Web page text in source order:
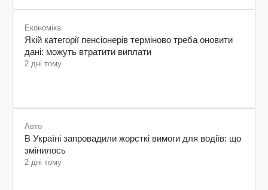
Економіка
Якій категорії пенсіонерів терміново треба оновити
дані: можуть втратити виплати
2 дні тому
Авто
В Україні запровадили жорсткі вимоги для водіїв: що
змінилось
2 дні тому